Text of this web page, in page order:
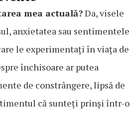
mea actuală?Da, visele
anxietatea sau sentimentele
le experimentați în viața de
închisoare ar putea
de constrângere, lipsă de
că sunteți prinși într-o